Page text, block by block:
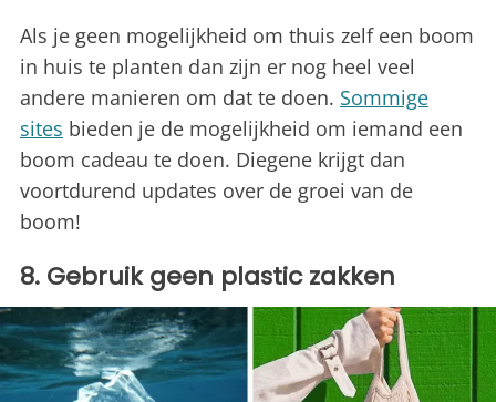
Als je geen mogelijkheid om thuis zelf een boom
in huis te planten dan zijn er nog heel veel
andere manieren om dat te doen. Sommige
sites bieden je de mogelijkheid om iemand een
boom cadeau te doen. Diegene krijgt dan
voortdurend updates over de groei van de
boom!
8. Gebruik geen plastic zakken